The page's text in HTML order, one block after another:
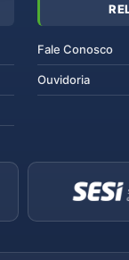
Fale Conosco
Ouvidoria